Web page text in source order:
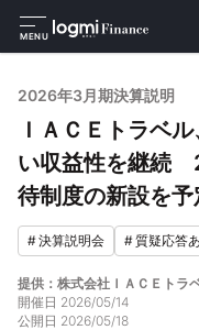
MENU
2026年3月期決算説明
ＩＡＣＥトラベ
い収益性を継続
待制度の新設を予
#決算説明会 #質疑応答
提供：株式会社ＩＡＣＥトラ
開催日 2026/05/14
公開日 2026/05/18